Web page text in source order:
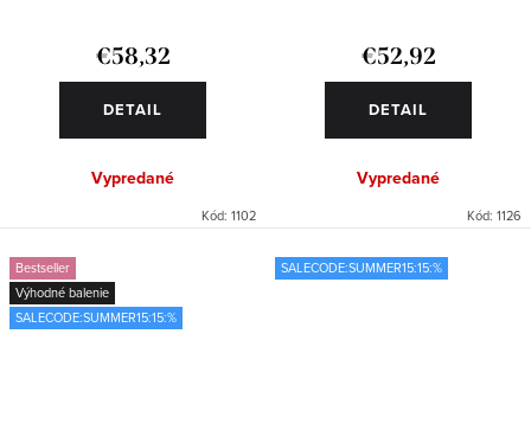
€58,32
DETAIL
Vypredané
Kód: 1102
€52,92
DETAIL
Vypredané
Kód: 1126
Bestseller
Výhodné balenie
SALECODE:SUMMER15:15:%
SALECODE:SUMMER15:15:%